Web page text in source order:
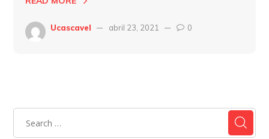
Ucascavel abril 23, 2021 0